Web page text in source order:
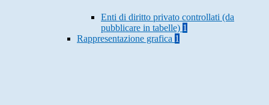
Enti di diritto privato controllati (da
pubblicare in tabelle) 1
Rappresentazione grafica 1